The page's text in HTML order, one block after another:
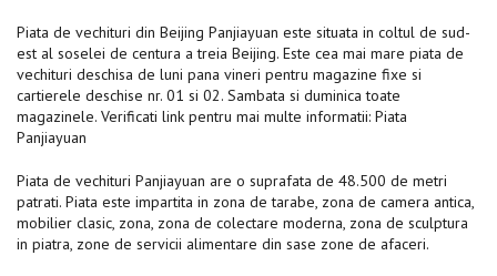
Piata de vechituri din Beijing Panjiayuan este situata in coltul de sud-
est al soselei de centura a treia Beijing. Este cea mai mare piata de
vechituri deschisa de luni pana vineri pentru magazine fixe si
cartierele deschise nr. 01 si 02. Sambata si duminica toate
magazinele. Verificati link pentru mai multe informatii: Piata
Panjiayuan
Piata de vechituri Panjiayuan are o suprafata de 48.500 de metri
patrati. Piata este impartita in zona de tarabe, zona de camera antica,
mobilier clasic, zona, zona de colectare moderna, zona de sculptura
in piatra, zone de servicii alimentare din sase zone de afaceri.